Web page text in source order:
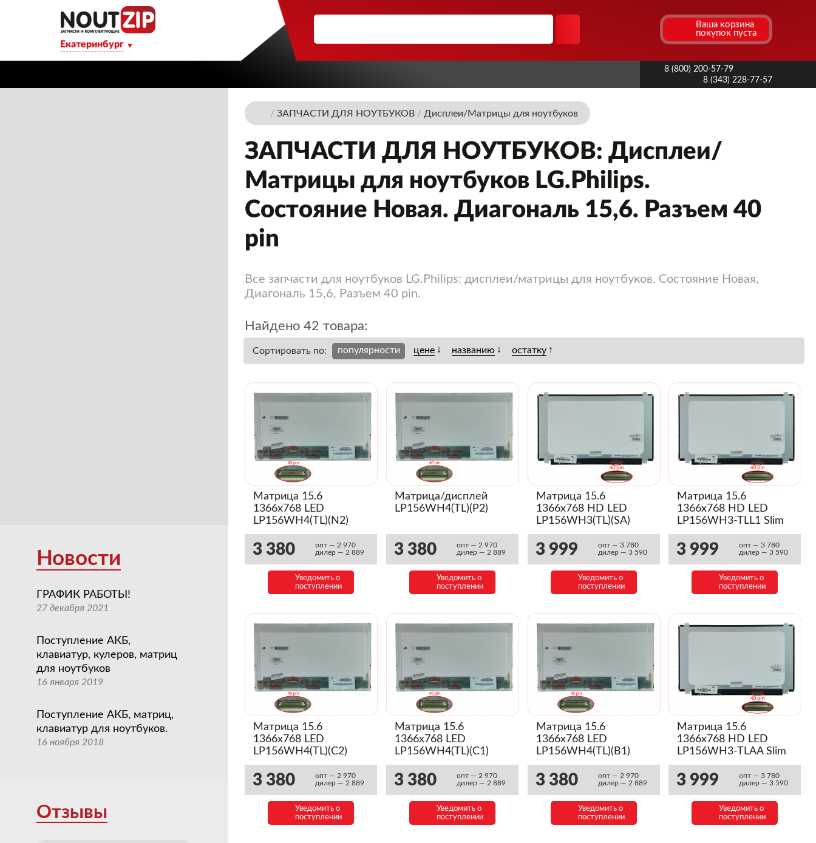
Екатеринбург
Ваша корзина
покупок пуста
8 (800) 200-57-79
8 (343) 228-77-57
Новости
ГРАФИК РАБОТЫ!
27 декабря 2021
Поступление АКБ,
клавиатур, кулеров, матриц
для ноутбуков
16 января 2019
Поступление АКБ, матриц,
клавиатур для ноутбуков.
16 ноября 2018
Отзывы
/ЗАПЧАСТИ ДЛЯ НОУТБУКОВ / Дисплеи/Матрицы для ноутбуков
ЗАПЧАСТИ ДЛЯ НОУТБУКОВ: Дисплеи/
Матрицы для ноутбуков LG.Philips.
Состояние Новая. Диагональ 15,6. Разъем 40
pin
Все запчасти для ноутбуков LG.Philips: дисплеи/матрицы для ноутбуков. Состояние Новая,
Диагональ 15,6, Разъем 40 pin.
Найдено 42 товара:
Сортировать по: популярности цене ↓ названию ↓ остатку ↑
Матрица 15.6
1366x768 LED
LP156WH4(TL)(N2)
(Глянец)
3 380
опт — 2 970
дилер — 2 889
Уведомить о
поступлении
Матрица/дисплей
LP156WH4(TL)(P2)
3 380
опт — 2 970
дилер — 2 889
Уведомить о
поступлении
Матрица 15.6
1366x768 HD LED
LP156WH3(TL)(SA)
Slim
3 999
опт — 3 780
дилер — 3 590
Уведомить о
поступлении
Матрица 15.6
1366x768 HD LED
LP156WH3-TLL1 Slim
3 999
опт — 3 780
дилер — 3 590
Уведомить о
поступлении
Матрица 15.6
1366x768 LED
LP156WH4(TL)(C2)
(Глянец)
3 380
опт — 2 970
дилер — 2 889
Уведомить о
поступлении
Матрица 15.6
1366x768 LED
LP156WH4(TL)(C1)
(Глянец)
3 380
опт — 2 970
дилер — 2 889
Уведомить о
поступлении
Матрица 15.6
1366x768 LED
LP156WH4(TL)(B1)
(Глянец)
3 380
опт — 2 970
дилер — 2 889
Уведомить о
поступлении
Матрица 15.6
1366x768 HD LED
LP156WH3-TLAA Slim
3 999
опт — 3 780
дилер — 3 590
Уведомить о
поступлении